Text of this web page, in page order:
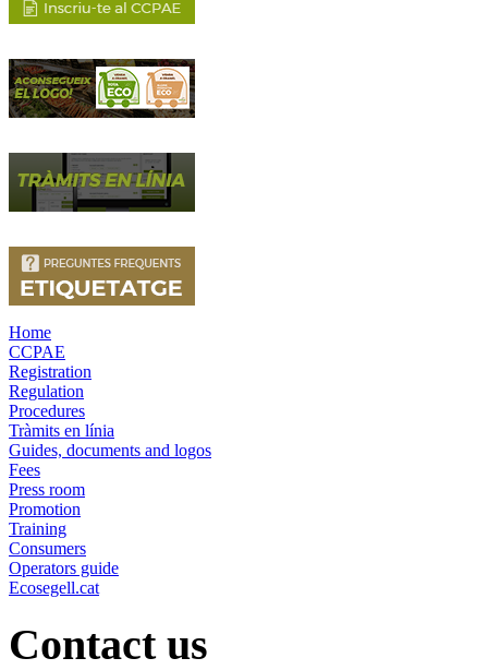
Home
CCPAE
Registration
Regulation
Procedures
Tràmits en línia
Guides, documents and logos
Fees
Press room
Promotion
Training
Consumers
Operators guide
Ecosegell.cat
Contact us